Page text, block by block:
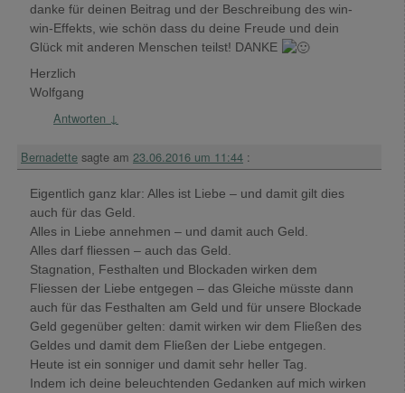
danke für deinen Beitrag und der Beschreibung des win-
win-Effekts, wie schön dass du deine Freude und dein
Glück mit anderen Menschen teilst! DANKE
Herzlich
Wolfgang
Antworten ↓
Bernadette sagte am 23.06.2016 um 11:44 :
Eigentlich ganz klar: Alles ist Liebe – und damit gilt dies
auch für das Geld.
Alles in Liebe annehmen – und damit auch Geld.
Alles darf fliessen – auch das Geld.
Stagnation, Festhalten und Blockaden wirken dem
Fliessen der Liebe entgegen – das Gleiche müsste dann
auch für das Festhalten am Geld und für unsere Blockade
Geld gegenüber gelten: damit wirken wir dem Fließen des
Geldes und damit dem Fließen der Liebe entgegen.
Heute ist ein sonniger und damit sehr heller Tag.
Indem ich deine beleuchtenden Gedanken auf mich wirken